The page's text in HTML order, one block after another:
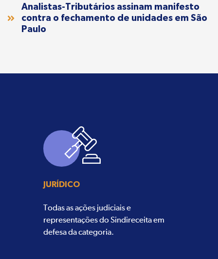
Analistas-Tributários assinam manifesto
contra o fechamento de unidades em São
Paulo
JURÍDICO
Todas as ações judiciais e
representações do Sindireceita em
defesa da categoria.